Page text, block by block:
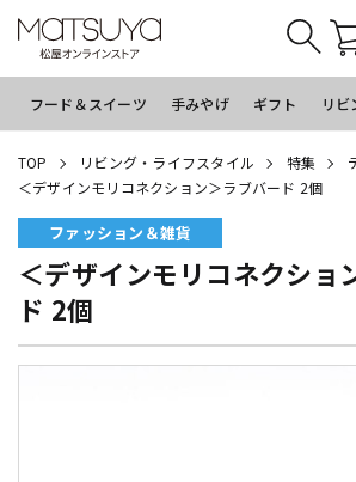
フード＆スイーツ 手みやげ ギフト リ
TOP リビング・ライフスタイル 特集
＜デザインモリコネクション＞ラブバード 2個
ファッション＆雑貨
＜デザインモリコネクショ
ド 2個